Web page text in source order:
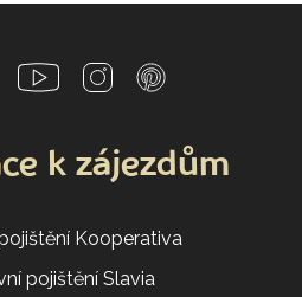
k zájezdům
Kooperativa
pojištění Slavia